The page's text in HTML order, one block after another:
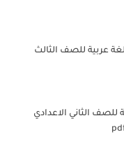
عربية للصف الثالث
للصف الثاني الاعدادي